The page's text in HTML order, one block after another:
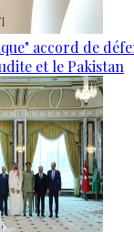
accord de
et le Pakistan